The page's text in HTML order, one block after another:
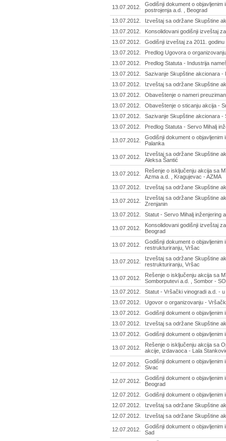
13.07.2012.
Godišnji dokument o objavljenim
postrojenja a.d. , Beograd
13.07.2012.
Izveštaj sa održane Skupštine
13.07.2012.
Konsolidovani godišnji izveštaj
13.07.2012.
Godišnji izveštaj za 2011.
13.07.2012.
Predlog Ugovora o
13.07.2012.
Predlog Statuta - Industrija
13.07.2012.
Sazivanje Skupštine akcionara -
13.07.2012.
Izveštaj sa održane Skupštine
13.07.2012.
Obaveštenje o nameri
13.07.2012.
Obaveštenje o sticanju akcija -
13.07.2012.
Sazivanje Skupštine akcionara -
13.07.2012.
Predlog Statuta - Servo Mihalj
13.07.2012.
Godišnji dokument o
Palanka
13.07.2012.
Izveštaj sa održane Skupštine
Aleksa Šantić
13.07.2012.
Rešenje o isključenju akcija sa
Azma a.d. , Kragujevac - AZMA
13.07.2012.
Izveštaj sa održane Skupštine
13.07.2012.
Izveštaj sa održane Skupštine
Zrenjanin
13.07.2012.
Statut - Servo Mihalj inženjering
13.07.2012.
Konsolidovani godišnji izveštaj
Beograd
13.07.2012.
Godišnji dokument o
restrukturiranju, Vršac
13.07.2012.
Izveštaj sa održane Skupštine
restrukturiranju, Vršac
13.07.2012.
Rešenje o isključenju akcija sa
Somborputevi a.d. , Sombor -
13.07.2012.
Statut - Vršački vinogradi a.d. -
13.07.2012.
Ugovor o organizovanju -
13.07.2012.
Godišnji dokument o objavljenim
13.07.2012.
Izveštaj sa održane Skupštine
13.07.2012.
Godišnji dokument o objavljenim
13.07.2012.
Rešenje o isključenju akcija sa
akcije, izdavaoca - Lala
12.07.2012.
Godišnji dokument o
Sivac
12.07.2012.
Godišnji dokument o
Beograd
12.07.2012.
Godišnji dokument o objavljenim
12.07.2012.
Izveštaj sa održane Skupštine
12.07.2012.
Izveštaj sa održane Skupštine
12.07.2012.
Godišnji dokument o
Sad